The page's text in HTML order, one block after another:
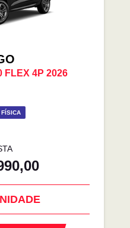
FLEX 4P 2026
FÍSICA